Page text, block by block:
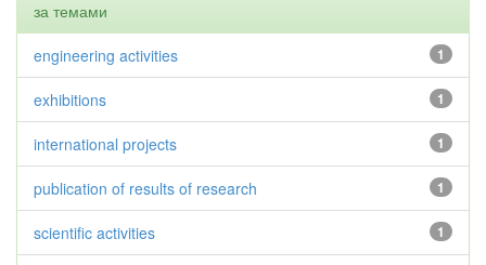
за темами
1
engineering activities
1
exhibitions
1
international projects
1
publication of results of research
1
scientific activities